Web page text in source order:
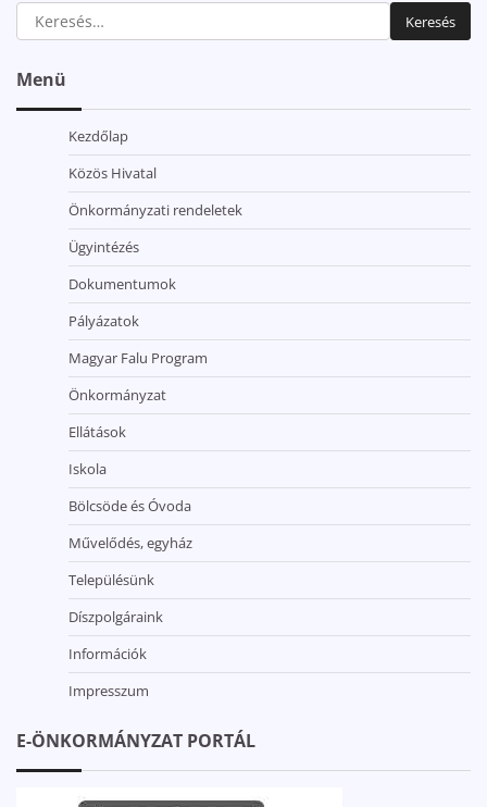
Keresés:
Menü
Kezdőlap
Közös Hivatal
Önkormányzati rendeletek
Ügyintézés
Dokumentumok
Pályázatok
Magyar Falu Program
Önkormányzat
Ellátások
Iskola
Bölcsöde és Óvoda
Művelődés, egyház
Településünk
Díszpolgáraink
Információk
Impresszum
E-ÖNKORMÁNYZAT PORTÁL